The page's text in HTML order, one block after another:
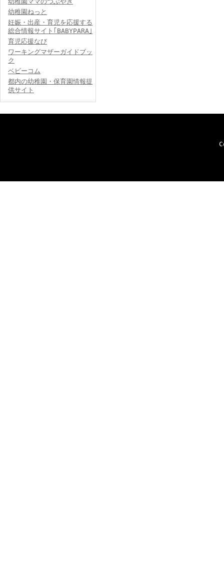
幼稚園ねっと
妊娠・出産・育児を応援する
総合情報サイト｢BABYPARA｣
育児応援なび
ワーキングマザーガイドブッ
ク
ベビーコム
都内の幼稚園・保育園情報提
供サイト